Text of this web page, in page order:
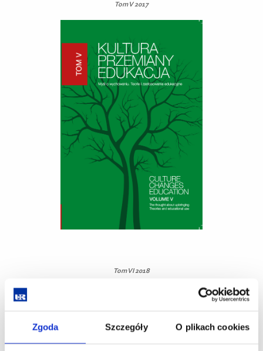
Zgoda Szczegóły O plikach cookies
Tom V 2017
Tom VI 2018